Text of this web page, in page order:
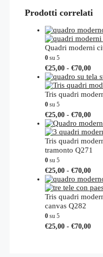
a
ha
Le
del
Prodotti correlati
Quadri moderni
0 su 5
€25,00 - €70,00
di
da
ha
più
nella
del
Tris quadri
0 su 5
€25,00 - €70,00
di
da
a
ha
più
Tris quadri
tramonto Q271
0 su 5
€25,00 - €70,00
di
da
ha
più
Tris quadri
canvas Q282
0 su 5
€25,00 - €70,00